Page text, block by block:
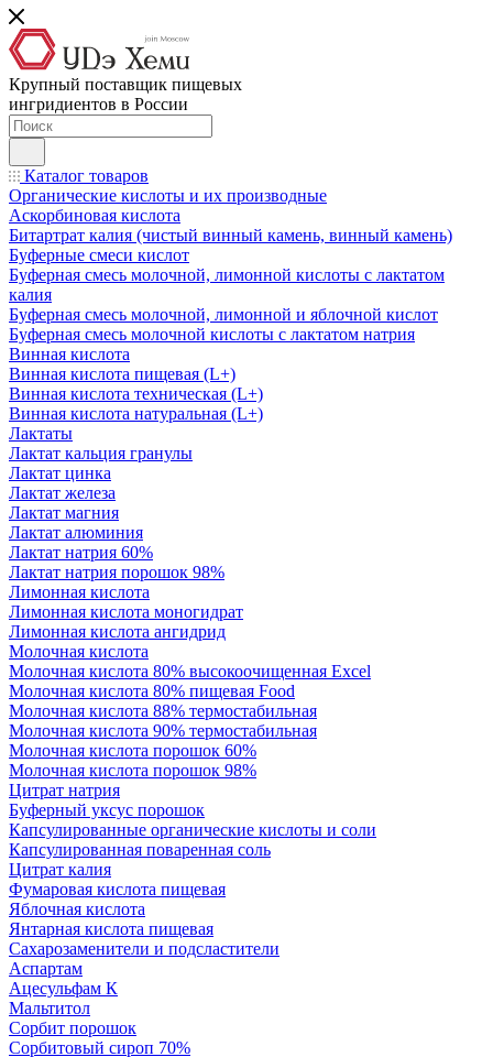
Крупный поставщик пищевых
ингридиентов в России
Каталог товаров
Органические кислоты и их производные
Аскорбиновая кислота
Битартрат калия (чистый винный камень, винный камень)
Буферные смеси кислот
Буферная смесь молочной, лимонной кислоты с лактатом
калия
Буферная смесь молочной, лимонной и яблочной кислот
Буферная смесь молочной кислоты с лактатом натрия
Винная кислота
Винная кислота пищевая (L+)
Винная кислота техническая (L+)
Винная кислота натуральная (L+)
Лактаты
Лактат кальция гранулы
Лактат цинка
Лактат железа
Лактат магния
Лактат алюминия
Лактат натрия 60%
Лактат натрия порошок 98%
Лимонная кислота
Лимонная кислота моногидрат
Лимонная кислота ангидрид
Молочная кислота
Молочная кислота 80% высокоочищенная Excel
Молочная кислота 80% пищевая Food
Молочная кислота 88% термостабильная
Молочная кислота 90% термостабильная
Молочная кислота порошок 60%
Молочная кислота порошок 98%
Цитрат натрия
Буферный уксус порошок
Капсулированные органические кислоты и соли
Капсулированная поваренная соль
Цитрат калия
Фумаровая кислота пищевая
Яблочная кислота
Янтарная кислота пищевая
Сахарозаменители и подсластители
Аспартам
Ацесульфам К
Мальтитол
Сорбит порошок
Сорбитовый сироп 70%